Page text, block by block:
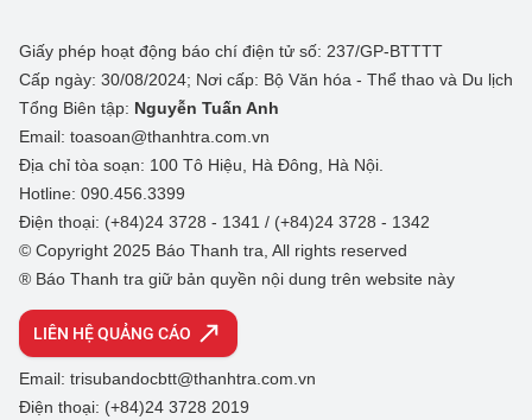
Giấy phép hoạt động báo chí điện tử số: 237/GP-BTTTT
Cấp ngày: 30/08/2024; Nơi cấp: Bộ Văn hóa - Thể thao và Du lịch
Tổng Biên tập: Nguyễn Tuấn Anh
Email: toasoan@thanhtra.com.vn
Địa chỉ tòa soạn: 100 Tô Hiệu, Hà Đông, Hà Nội.
Hotline: 090.456.3399
Điện thoại: (+84)24 3728 - 1341 / (+84)24 3728 - 1342
© Copyright 2025 Báo Thanh tra, All rights reserved
® Báo Thanh tra giữ bản quyền nội dung trên website này
LIÊN HỆ QUẢNG CÁO
Email: trisubandocbtt@thanhtra.com.vn
Điện thoại: (+84)24 3728 2019